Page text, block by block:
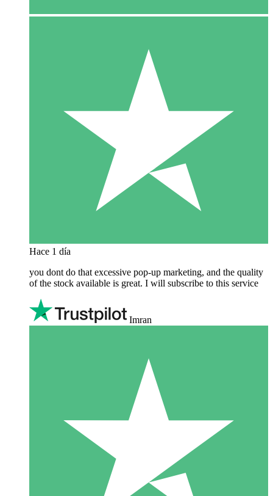
Hace 1 día
you dont do that excessive pop-up marketing, and the quality
of the stock available is great. I will subscribe to this service
Imran